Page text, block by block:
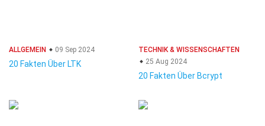
ALLGEMEIN 09 Sep 2024
20 Fakten Über LTK
TECHNIK & WISSENSCHAFTEN
25 Aug 2024
20 Fakten Über Bcrypt